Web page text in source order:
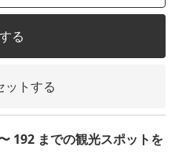
る
ットする
192 までの観光スポットを